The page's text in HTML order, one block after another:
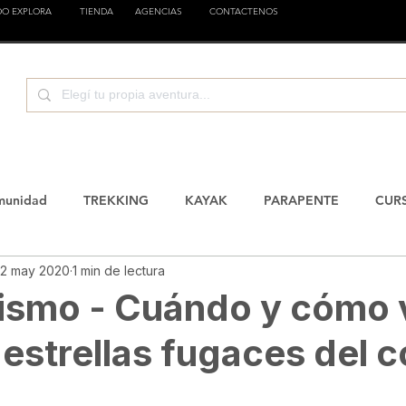
EXPLORA TIENDA AGENCIAS CONTACTENOS
TREKKING KAYAK PARAPENTE
EDUCACION
Parques Nacionales KAYAK
- Cuándo y cómo
fugaces del
2 may 2020 1 min de lectura